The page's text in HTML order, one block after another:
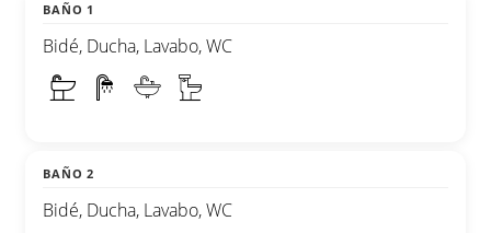
BAÑO 1
Bidé, Ducha, Lavabo, WC
BAÑO 2
Bidé, Ducha, Lavabo, WC